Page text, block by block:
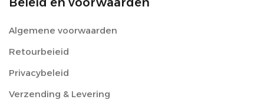
Algemene voorwaarden
Retourbeieid
Privacybeleid
Verzending & Levering